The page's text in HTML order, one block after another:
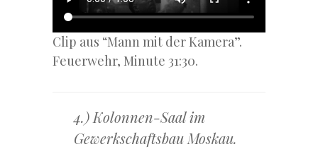
Clip aus “Mann mit der Kamera”.
Feuerwehr, Minute 31:30.
4.) Kolonnen-Saal im
Gewerkschaftsbau Moskau.